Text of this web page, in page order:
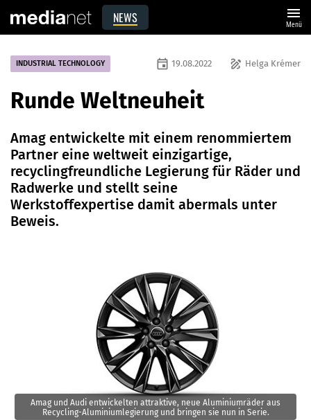
NEWS menu
Menü
Amag und Audi entwickelten attraktive, neue Aluminiumräder aus
Recycling-Aluminiumlegierung und bringen sie nun in Serie.
INDUSTRIAL TECHNOLOGY draw Helga Krémer
event 19.08.2022
Runde Weltneuheit
Amag entwickelte mit einem renommiertem
Partner eine weltweit einzigartige,
recyclingfreundliche Legierung für Räder und
Radwerke und stellt seine
Werkstoffexpertise damit abermals unter
Beweis.